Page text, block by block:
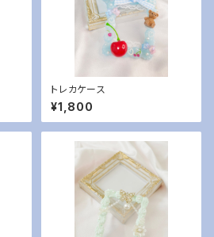
トレカケース
¥1,800